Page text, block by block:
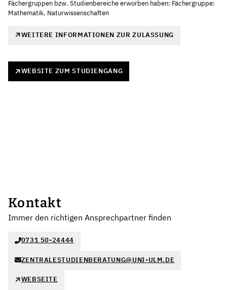
Fächergruppen bzw. Studienbereiche erworben haben: Fächergruppe:
Mathematik, Naturwissenschaften
WEITERE INFORMATIONEN ZUR ZULASSUNG
WEBSITE ZUM STUDIENGANG
Kontakt
Immer den richtigen Ansprechpartner finden
0731 50-24444
ZENTRALESTUDIENBERATUNG@UNI-ULM.DE
WEBSEITE